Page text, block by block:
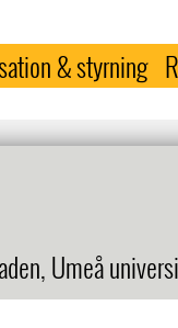
& styrning
Umeå